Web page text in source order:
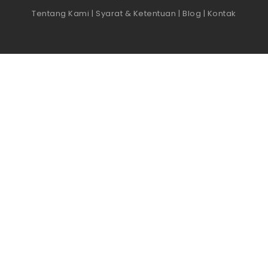
Tentang Kami | Syarat & Ketentuan | Blog | Kontak